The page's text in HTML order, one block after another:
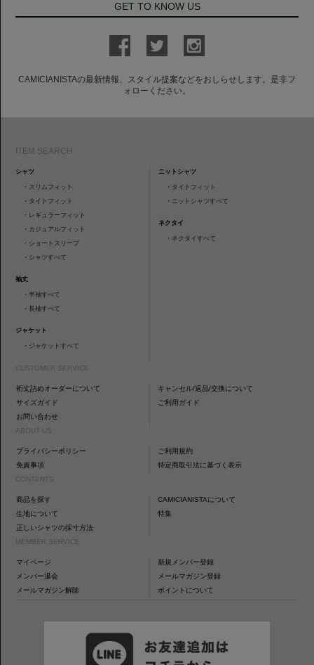
GET TO KNOW US
CAMICIANISTAの最新情報、スタイル提案などをおしらせします。是非フ
ォローください。
ITEM SEARCH
シャツ
・ スリムフィット
・ タイトフィット
・ レギュラーフィット
・ カジュアルフィット
・ ショートスリーブ
・ シャツすべて
袖丈
・半袖すべて
・長袖すべて
ジャケット
・ ジャケットすべて
ニットシャツ
・ タイトフィット
・ ニットシャツすべて
ネクタイ
・ ネクタイすべて
CUSTOMER SERVICE
裄丈詰めオーダーについて
キャンセル/返品/交換について
サイズガイド
ご利用ガイド
お問い合わせ
ABOUT US
プライバシーポリシー
ご利用規約
免責事項
特定商取引法に基づく表示
CONTENTS
商品を探す
CAMICIANISTAについて
生地について
特集
正しいシャツの採寸方法
MEMBER SERVICE
マイページ
新規メンバー登録
メンバー退会
メールマガジン登録
メールマガジン解除
ポイントについて